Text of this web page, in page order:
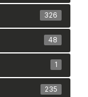
326
48
1
235